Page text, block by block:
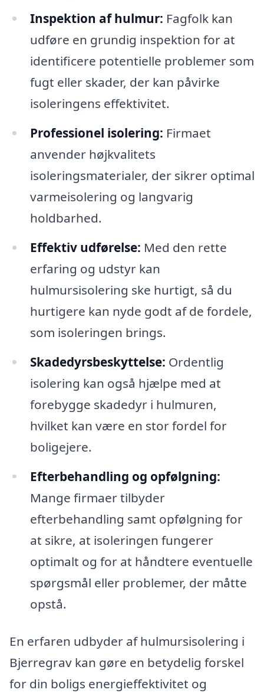
Inspektion af hulmur: Fagfolk kan
udføre en grundig inspektion for at
identificere potentielle problemer som
fugt eller skader, der kan påvirke
isoleringens effektivitet.
Professionel isolering: Firmaet
anvender højkvalitets
isoleringsmaterialer, der sikrer optimal
varmeisolering og langvarig
holdbarhed.
Effektiv udførelse: Med den rette
erfaring og udstyr kan
hulmursisolering ske hurtigt, så du
hurtigere kan nyde godt af de fordele,
som isoleringen brings.
Skadedyrsbeskyttelse: Ordentlig
isolering kan også hjælpe med at
forebygge skadedyr i hulmuren,
hvilket kan være en stor fordel for
boligejere.
Efterbehandling og opfølgning:
Mange firmaer tilbyder
efterbehandling samt opfølgning for
at sikre, at isoleringen fungerer
optimalt og for at håndtere eventuelle
spørgsmål eller problemer, der måtte
opstå.
En erfaren udbyder af hulmursisolering i
Bjerregrav kan gøre en betydelig forskel
for din boligs energieffektivitet og